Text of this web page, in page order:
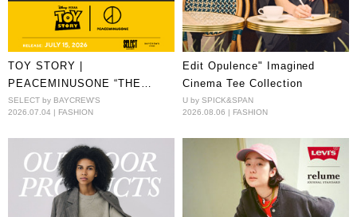
TOY STORY |
PEACEMINUSONE “THE
FIRST FAN” EXCLUSIVE IN
JAPAN!
SELECT by BAYCREW'S
2026.07.04 | FASHION
Edit Opulence" Imagined
Cinema Tee Collection
U by SPICK&SPAN
2026.08.06 | FASHION